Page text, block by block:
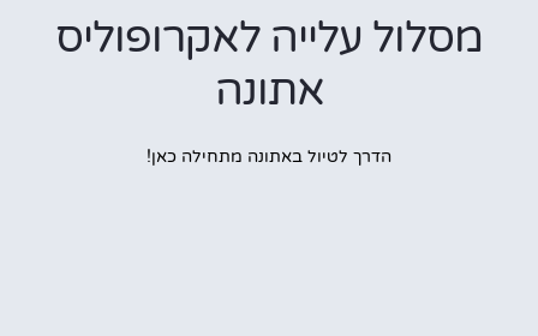
עלייה לאקרופוליס
אתונה
הדרך לטיול באתונה מתחילה כאן!